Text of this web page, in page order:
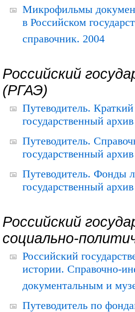
Микрофильмы
в Российском
справочник. 2004
Российский
(РГАЭ)
Путеводитель.
государственный
Путеводитель.
государственный
Путеводитель. Фонды
государственный
Российский
социально-
Российский
истории. Справочно-
документальным и
Путеводитель по